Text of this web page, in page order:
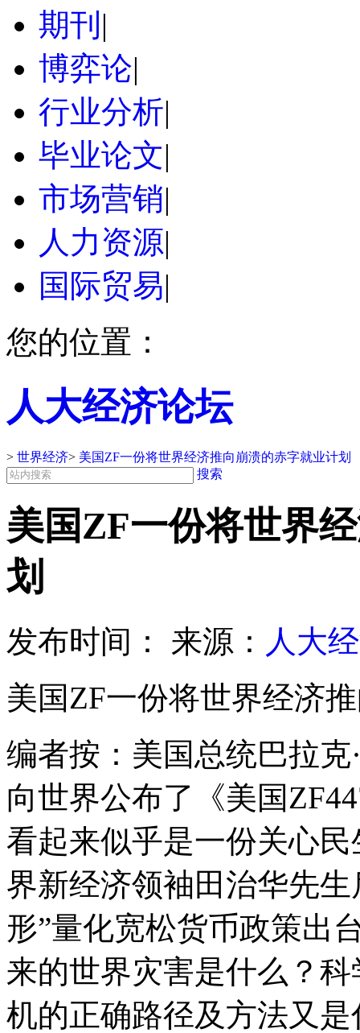
期刊 |
博弈论|
行业分析|
毕业论文|
市场营销|
人力资源|
国际贸易|
您的位置：
人大经济论坛
> 世界经济> 美国ZF一份将世界经济推向崩溃的赤字就业计划
搜索
美国ZF一份将世界
划
发布时间： 来源： 人大
美国ZF一份将世界经济
编者按：美国总统巴拉克
向世界公布了《美国
看起来似乎是一份关心
界新经济领袖田治华先
形”量化宽松货币政策出
来的世界灾害是什么？
机的正确路径及方法又